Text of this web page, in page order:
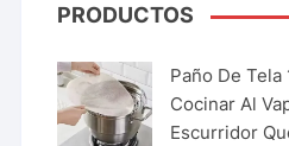
PRODUCTOS
Paño De Tela
Cocinar Al
Escurridor